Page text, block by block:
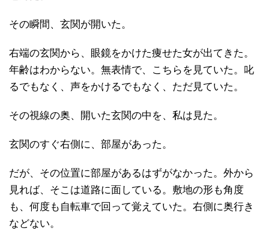
その瞬間、玄関が開いた。
右端の玄関から、眼鏡をかけた痩せた女が出てきた。
年齢はわからない。無表情で、こちらを見ていた。叱
るでもなく、声をかけるでもなく、ただ見ていた。
その視線の奥、開いた玄関の中を、私は見た。
玄関のすぐ右側に、部屋があった。
だが、その位置に部屋があるはずがなかった。外から
見れば、そこは道路に面している。敷地の形も角度
も、何度も自転車で回って覚えていた。右側に奥行き
などない。